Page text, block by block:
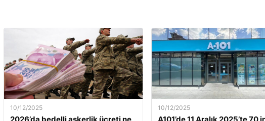
10/12/2025
2026’da bedelli askerlik ücreti ne
10/12/2025
A101’de 11 Aralık 2025’te 70